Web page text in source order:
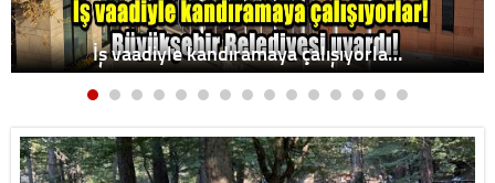
İş vaadiyle kandıramaya çalışıyorla…